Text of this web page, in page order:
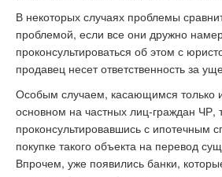
В некоторых случаях проблемы
проблемой, если все они дружно
проконсультироваться об этом с
продавец несет ответственность за
Особым случаем, касающимся только
основном на частных лиц-граждан ЧР,
проконсультировавшись с ипотечным
покупке такого объекта на перевод
Впрочем, уже появились банки,